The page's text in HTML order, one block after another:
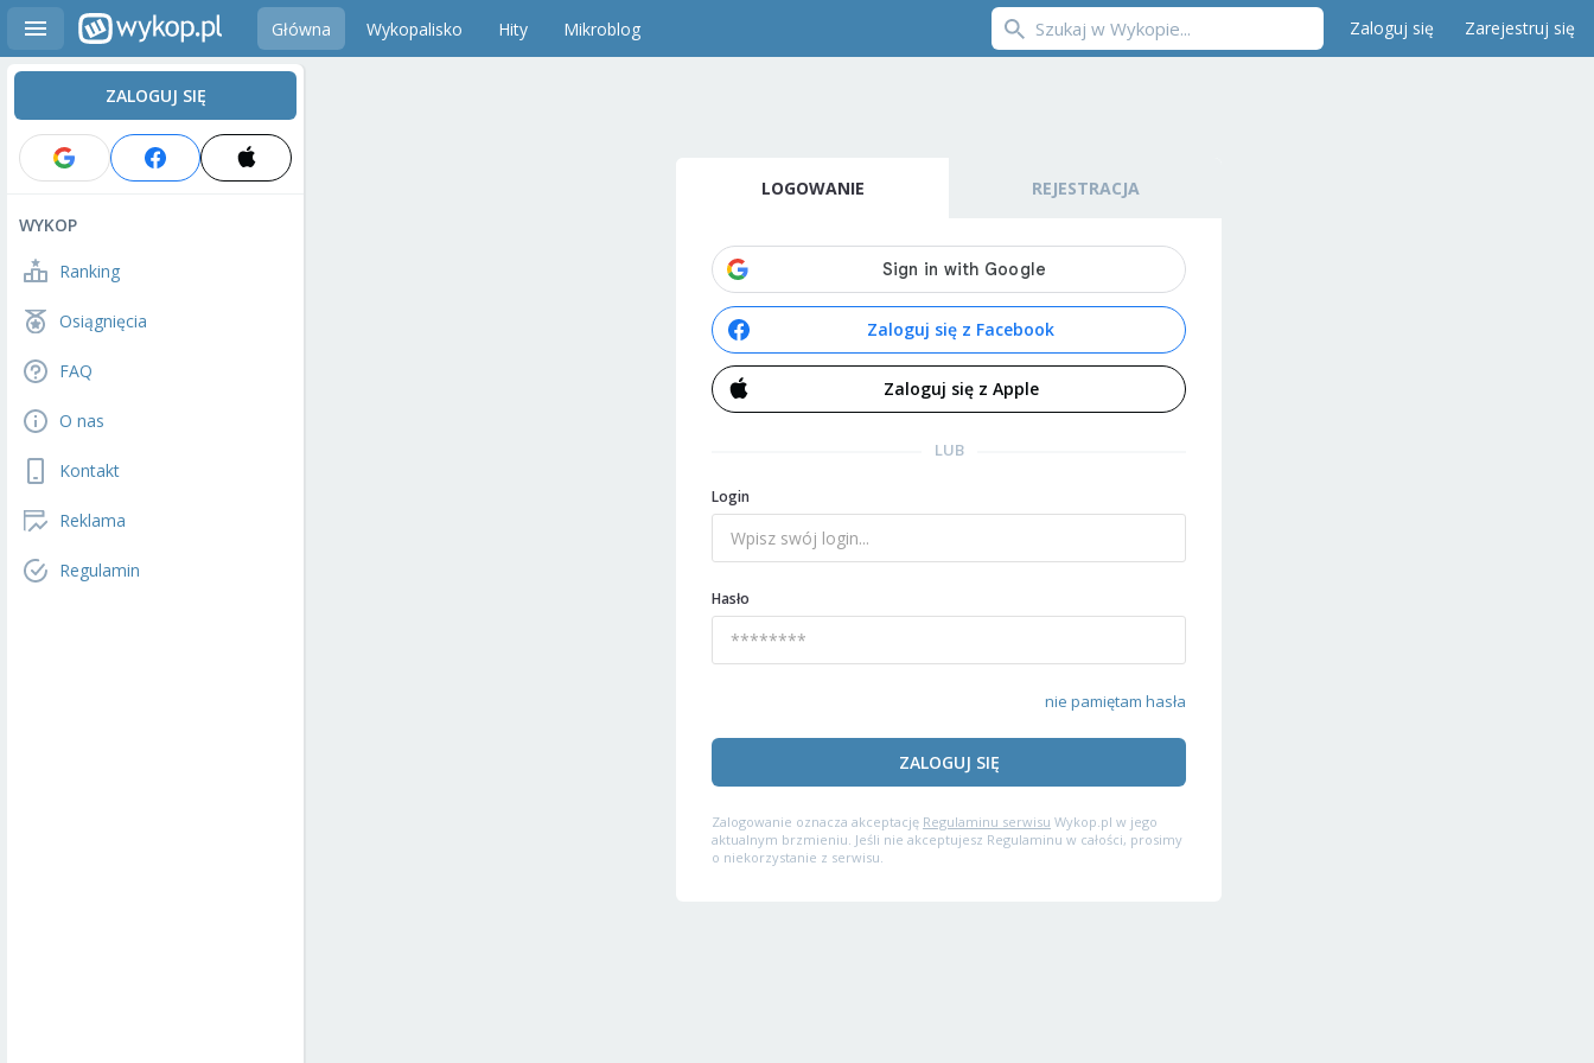
Główna Wykopalisko Hity Mikroblog Zaloguj się Zarejestruj się
ZALOGUJ SIĘ
WYKOP
Ranking
Osiągnięcia
FAQ
O nas
Kontakt
Reklama
Regulamin
LOGOWANIE REJESTRACJA
Zaloguj się z Facebook
Zaloguj się z Apple
LUB
Login
Hasło
nie pamiętam hasła
ZALOGUJ SIĘ
Zalogowanie oznacza akceptację Regulaminu serwisu Wykop.pl w jego
aktualnym brzmieniu. Jeśli nie akceptujesz Regulaminu w całości, prosimy
o niekorzystanie z serwisu.